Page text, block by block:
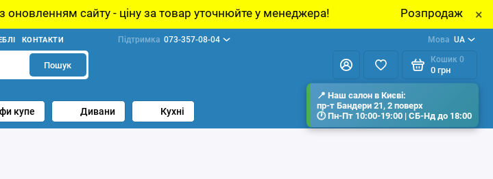
товар уточнюйте у менеджера! Розпродаж виставкових зразків меблів у
×
КОНТАКТИ Підтримка 073-357-08-04 Мова UA
Пошук
Кошик 0
0 грн
купе Дивани Кухні